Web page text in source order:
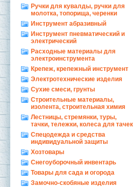
Ручки для кувалды, ручки для
молотка, топорища, черенки
Инструмент абразивный
Инструмент пневматический и
электрический
Расходные материалы для
электроинструмента
Крепеж, крепежный инструмент
Электротехнические изделия
Сухие смеси, грунты
Строительные материалы,
изолента, строительная химия
Лестницы, стремянки, туры,
тачки, тележки, колеса для тачек
Спецодежда и средства
индивидуальной защиты
Хозтовары
Снегоуборочный инвентарь
Товары для сада и огорода
Замочно-скобяные изделия